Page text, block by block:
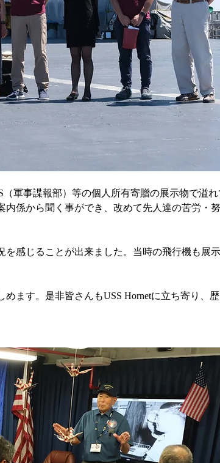
軍事諜報部）等の個人所有寄贈の展示物で溢
係から聞く事ができ、改めて先人達の苦労・
感じることが出来ました。当時の飛行機も展
ます。是非皆さんもUSS Hornetに立ち寄り、